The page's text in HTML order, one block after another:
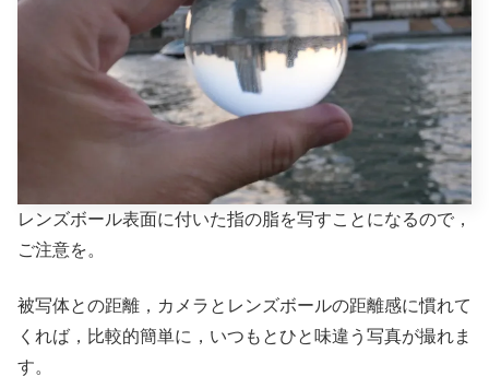
レンズボール表面に付いた指の脂を写すことになるので，
ご注意を。
被写体との距離，カメラとレンズボールの距離感に慣れて
くれば，比較的簡単に，いつもとひと味違う写真が撮れま
す。